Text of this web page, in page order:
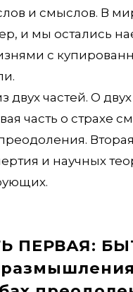
и смыслов. В
и мы остались
с
двух частей. О
часть о страхе
и научных
ПЕРВАЯ: